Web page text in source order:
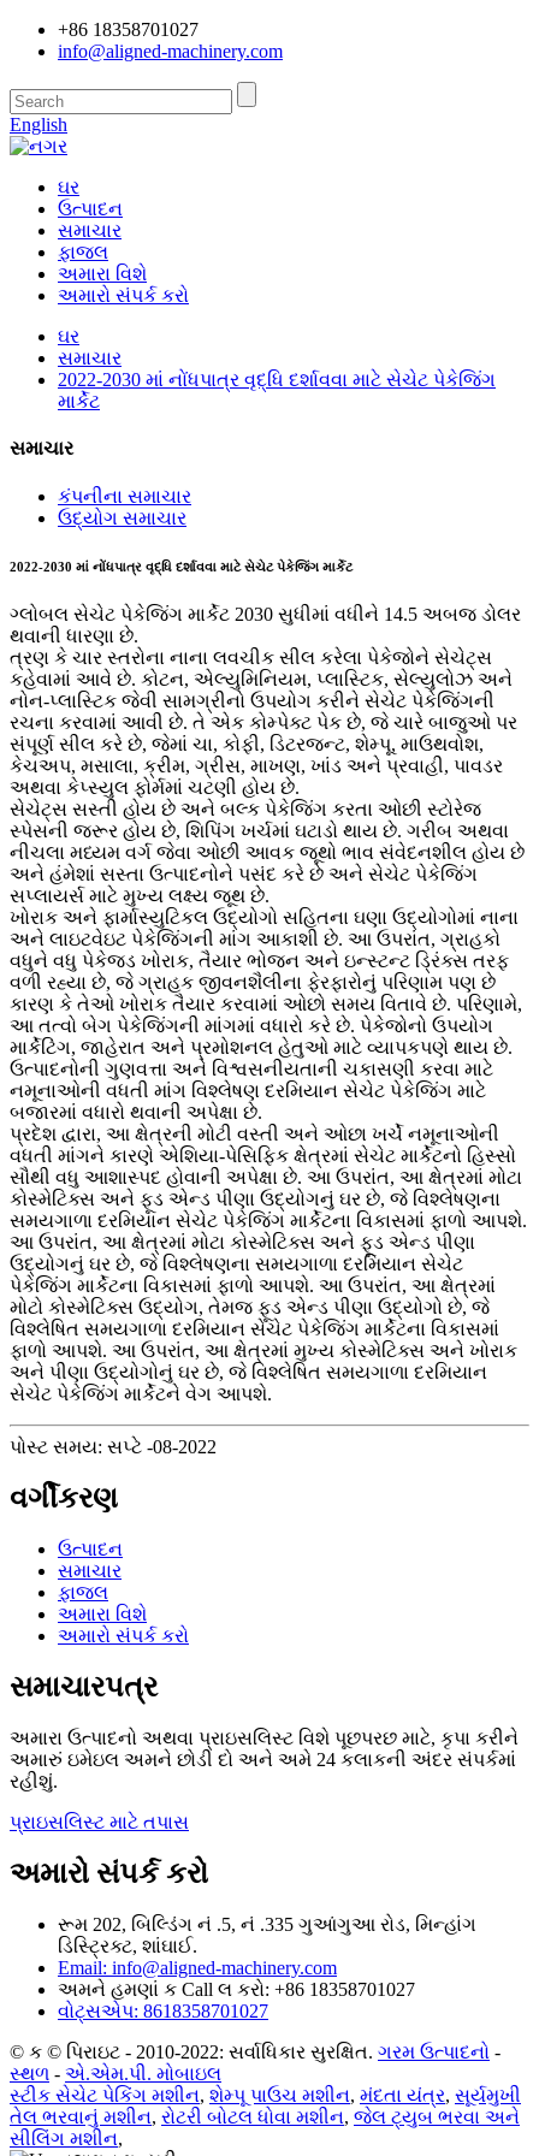
+86 18358701027
info@aligned-machinery.com
English
ઘર
ઉત્પાદન
સમાચાર
ફાજલ
અમારા વિશે
અમારો સંપર્ક કરો
ઘર
સમાચાર
2022-2030 માં નોંધપાત્ર વૃદ્ધિ દર્શાવવા માટે સેચેટ પેકેજિંગ
માર્કેટ
સમાચાર
કંપનીના સમાચાર
ઉદ્યોગ સમાચાર
2022-2030 માં નોંધપાત્ર વૃદ્ધિ દર્શાવવા માટે સેચેટ પેકેજિંગ માર્કેટ
ગ્લોબલ સેચેટ પેકેજિંગ માર્કેટ 2030 સુધીમાં વધીને 14.5 અબજ ડોલર
થવાની ધારણા છે.
ત્રણ કે ચાર સ્તરોના નાના લવચીક સીલ કરેલા પેકેજોને સેચેટ્સ
કહેવામાં આવે છે. કોટન, એલ્યુમિનિયમ, પ્લાસ્ટિક, સેલ્યુલોઝ અને
નોન-પ્લાસ્ટિક જેવી સામગ્રીનો ઉપયોગ કરીને સેચેટ પેકેજિંગની
રચના કરવામાં આવી છે. તે એક કોમ્પેક્ટ પેક છે, જે ચારે બાજુઓ પર
સંપૂર્ણ સીલ કરે છે, જેમાં ચા, કોફી, ડિટરજન્ટ, શેમ્પૂ, માઉથવોશ,
કેચઅપ, મસાલા, ક્રીમ, ગ્રીસ, માખણ, ખાંડ અને પ્રવાહી, પાવડર
અથવા કેપ્સ્યુલ ફોર્મમાં ચટણી હોય છે.
સેચેટ્સ સસ્તી હોય છે અને બલ્ક પેકેજિંગ કરતા ઓછી સ્ટોરેજ
સ્પેસની જરૂર હોય છે, શિપિંગ ખર્ચમાં ઘટાડો થાય છે. ગરીબ અથવા
નીચલા મધ્યમ વર્ગ જેવા ઓછી આવક જૂથો ભાવ સંવેદનશીલ હોય છે
અને હંમેશાં સસ્તા ઉત્પાદનોને પસંદ કરે છે અને સેચેટ પેકેજિંગ
સપ્લાયર્સ માટે મુખ્ય લક્ષ્ય જૂથ છે.
ખોરાક અને ફાર્માસ્યુટિકલ ઉદ્યોગો સહિતના ઘણા ઉદ્યોગોમાં નાના
અને લાઇટવેઇટ પેકેજિંગની માંગ આકાશી છે. આ ઉપરાંત, ગ્રાહકો
વધુને વધુ પેકેજ્ડ ખોરાક, તૈયાર ભોજન અને ઇન્સ્ટન્ટ ડ્રિંક્સ તરફ
વળી રહ્યા છે, જે ગ્રાહક જીવનશૈલીના ફેરફારોનું પરિણામ પણ છે
કારણ કે તેઓ ખોરાક તૈયાર કરવામાં ઓછો સમય વિતાવે છે. પરિણામે,
આ તત્વો બેગ પેકેજિંગની માંગમાં વધારો કરે છે. પેકેજોનો ઉપયોગ
માર્કેટિંગ, જાહેરાત અને પ્રમોશનલ હેતુઓ માટે વ્યાપકપણે થાય છે.
ઉત્પાદનોની ગુણવત્તા અને વિશ્વસનીયતાની ચકાસણી કરવા માટે
નમૂનાઓની વધતી માંગ વિશ્લેષણ દરમિયાન સેચેટ પેકેજિંગ માટે
બજારમાં વધારો થવાની અપેક્ષા છે.
પ્રદેશ દ્વારા, આ ક્ષેત્રની મોટી વસ્તી અને ઓછા ખર્ચે નમૂનાઓની
વધતી માંગને કારણે એશિયા-પેસિફિક ક્ષેત્રમાં સેચેટ માર્કેટનો હિસ્સો
સૌથી વધુ આશાસ્પદ હોવાની અપેક્ષા છે. આ ઉપરાંત, આ ક્ષેત્રમાં મોટા
કોસ્મેટિક્સ અને ફૂડ એન્ડ પીણા ઉદ્યોગનું ઘર છે, જે વિશ્લેષણના
સમયગાળા દરમિયાન સેચેટ પેકેજિંગ માર્કેટના વિકાસમાં ફાળો આપશે.
આ ઉપરાંત, આ ક્ષેત્રમાં મોટા કોસ્મેટિક્સ અને ફૂડ એન્ડ પીણા
ઉદ્યોગનું ઘર છે, જે વિશ્લેષણના સમયગાળા દરમિયાન સેચેટ
પેકેજિંગ માર્કેટના વિકાસમાં ફાળો આપશે. આ ઉપરાંત, આ ક્ષેત્રમાં
મોટો કોસ્મેટિક્સ ઉદ્યોગ, તેમજ ફૂડ એન્ડ પીણા ઉદ્યોગો છે, જે
વિશ્લેષિત સમયગાળા દરમિયાન સેચેટ પેકેજિંગ માર્કેટના વિકાસમાં
ફાળો આપશે. આ ઉપરાંત, આ ક્ષેત્રમાં મુખ્ય કોસ્મેટિક્સ અને ખોરાક
અને પીણા ઉદ્યોગોનું ઘર છે, જે વિશ્લેષિત સમયગાળા દરમિયાન
સેચેટ પેકેજિંગ માર્કેટને વેગ આપશે.
પોસ્ટ સમય: સપ્ટે -08-2022
વર્ગીકરણ
ઉત્પાદન
સમાચાર
ફાજલ
અમારા વિશે
અમારો સંપર્ક કરો
સમાચારપત્ર
અમારા ઉત્પાદનો અથવા પ્રાઇસલિસ્ટ વિશે પૂછપરછ માટે, કૃપા કરીને
અમારું ઇમેઇલ અમને છોડી દો અને અમે 24 કલાકની અંદર સંપર્કમાં
રહીશું.
પ્રાઇસલિસ્ટ માટે તપાસ
અમારો સંપર્ક કરો
રૂમ 202, બિલ્ડિંગ નં .5, નં .335 ગુઆંગુઆ રોડ, મિન્હાંગ
ડિસ્ટ્રિક્ટ, શાંઘાઈ.
Email: info@aligned-machinery.com
અમને હમણાં ક Call લ કરો: +86 18358701027
વોટ્સએપ: 8618358701027
© ક © પિરાઇટ - 2010-2022: સર્વાધિકાર સુરક્ષિત. ગરમ ઉત્પાદનો -
સ્થળ - એ.એમ.પી. મોબાઇલ
સ્ટીક સેચેટ પેકિંગ મશીન, શેમ્પૂ પાઉચ મશીન, મંદતા યંત્ર, સૂર્યમુખી
તેલ ભરવાનું મશીન, રોટરી બોટલ ધોવા મશીન, જેલ ટ્યુબ ભરવા અને
સીલિંગ મશીન,